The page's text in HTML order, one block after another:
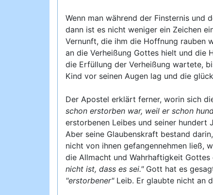
Wenn man während der Finsternis und
dann ist es nicht weniger ein Zeichen
Vernunft, die ihm die Hoffnung rauben
an die Verheißung Gottes hielt und die
die Erfüllung der Verheißung wartete,
Kind vor seinen Augen lag und die
Der Apostel erklärt ferner, worin sich
schon erstorben war, weil er schon
erstorbenen Leibes und seiner hundert
Aber seine Glaubenskraft bestand
nicht von ihnen gefangennehmen ließ,
die Allmacht und Wahrhaftigkeit Gottes
nicht ist, dass es sei."Gott hat es
"erstorbener"Leib. Er glaubte nicht an